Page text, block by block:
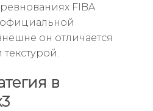
FIBA
официальной
он отличается
в